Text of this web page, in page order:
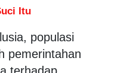
Itu
populasi
pemerintahan